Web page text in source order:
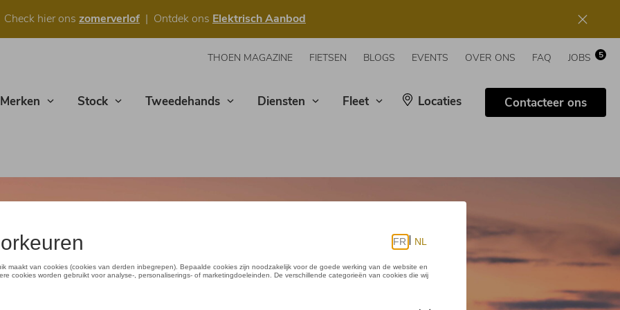
Check hier ons zomerverlof | Ontdek ons Elektrisch Aanbod
THOEN MAGAZINE FIETSEN BLOGS EVENTS OVER ONS FAQ JOBS 5
Merken Stock Tweedehands Diensten Fleet Locaties Contacteer ons